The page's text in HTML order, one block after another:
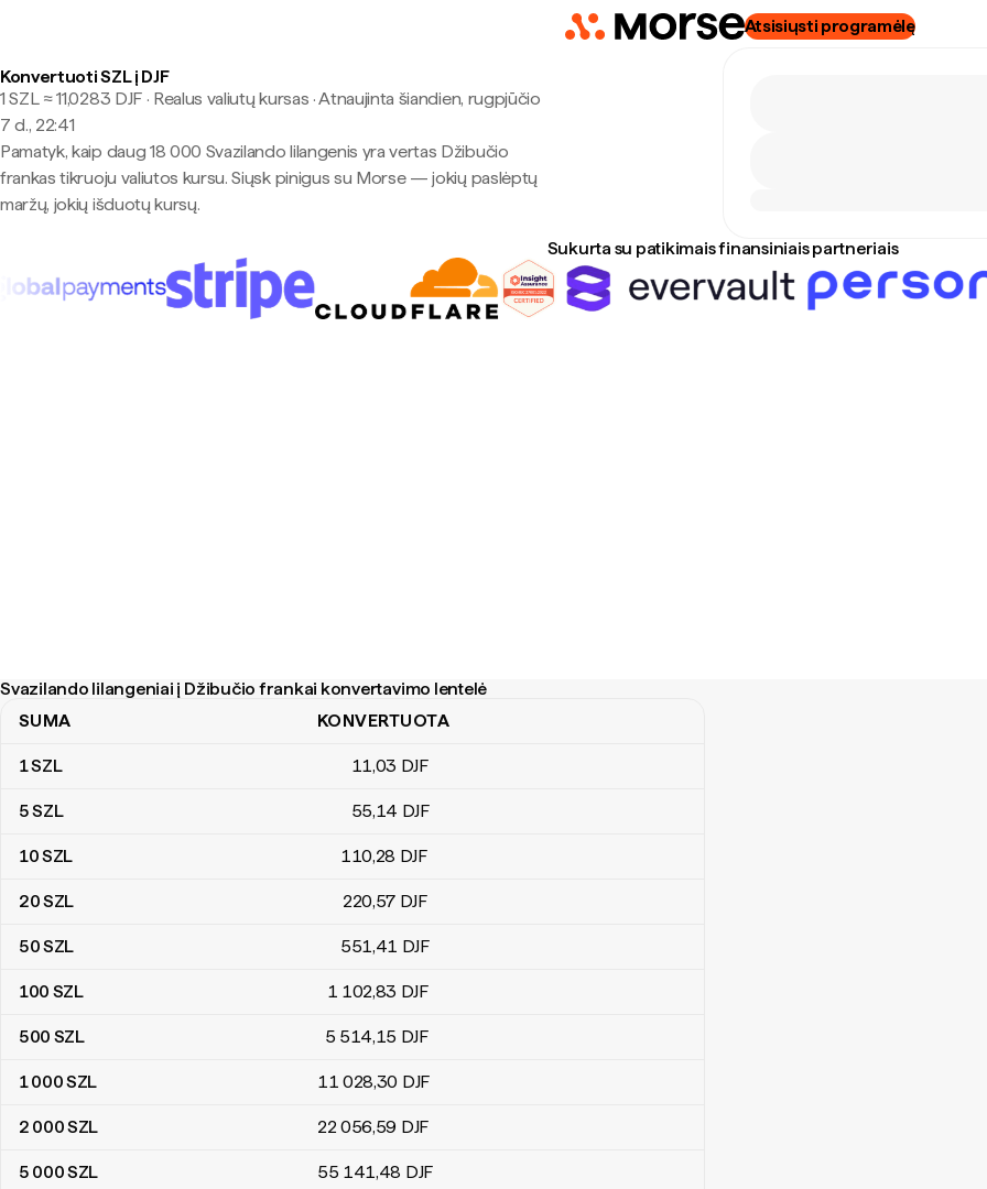
Atsisiųsti programėlę
Konvertuoti SZL į DJF
1 SZL ≈ 11,0283 DJF · Realus valiutų kursas ·Atnaujinta šiandien, rugpjūčio
7 d., 22:41
Pamatyk, kaip daug 18 000 Svazilando lilangenis yra vertas Džibučio
frankas tikruoju valiutos kursu. Siųsk pinigus su Morse — jokių paslėptų
maržų, jokių išduotų kursų.
Sukurta su patikimais finansiniais partneriais
Svazilando lilangeniai į Džibučio frankai konvertavimo lentelė
Svazilando lilangeniai į Džibučio frankai konvertavimo lentelė
SUMA KONVERTUOTA
1SZL 11,03 DJF
5SZL 55,14 DJF
10SZL 110,28 DJF
20SZL 220,57 DJF
50SZL 551,41 DJF
100 SZL 1 102,83 DJF
500 SZL 5 514,15 DJF
1 000SZL 11 028,30 DJF
2 000SZL 22 056,59 DJF
5 000SZL 55 141,48 DJF